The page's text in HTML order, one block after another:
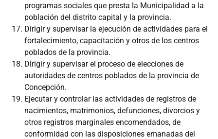
programas sociales que presta la Municipalidad a la
población del distrito capital y la provincia.
Dirigir y supervisar la ejecución de actividades para el
fortalecimiento, capacitación y otros de los centros
poblados de la provincia.
Dirigir y supervisar el proceso de elecciones de
autoridades de centros poblados de la provincia de
Concepción.
Ejecutar y controlar las actividades de registros de
nacimientos, matrimonios, defunciones, divorcios y
otros registros marginales encomendados, de
conformidad con las disposiciones emanadas del